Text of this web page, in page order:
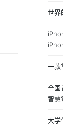
世界
一款
全国
智慧
大学